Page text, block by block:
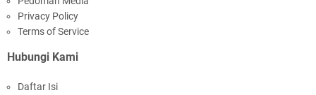
Darah Jelang HUT RI_ Ke 81
Privacy Policy
Terms of Service
Hubungi Kami
Daftar Isi